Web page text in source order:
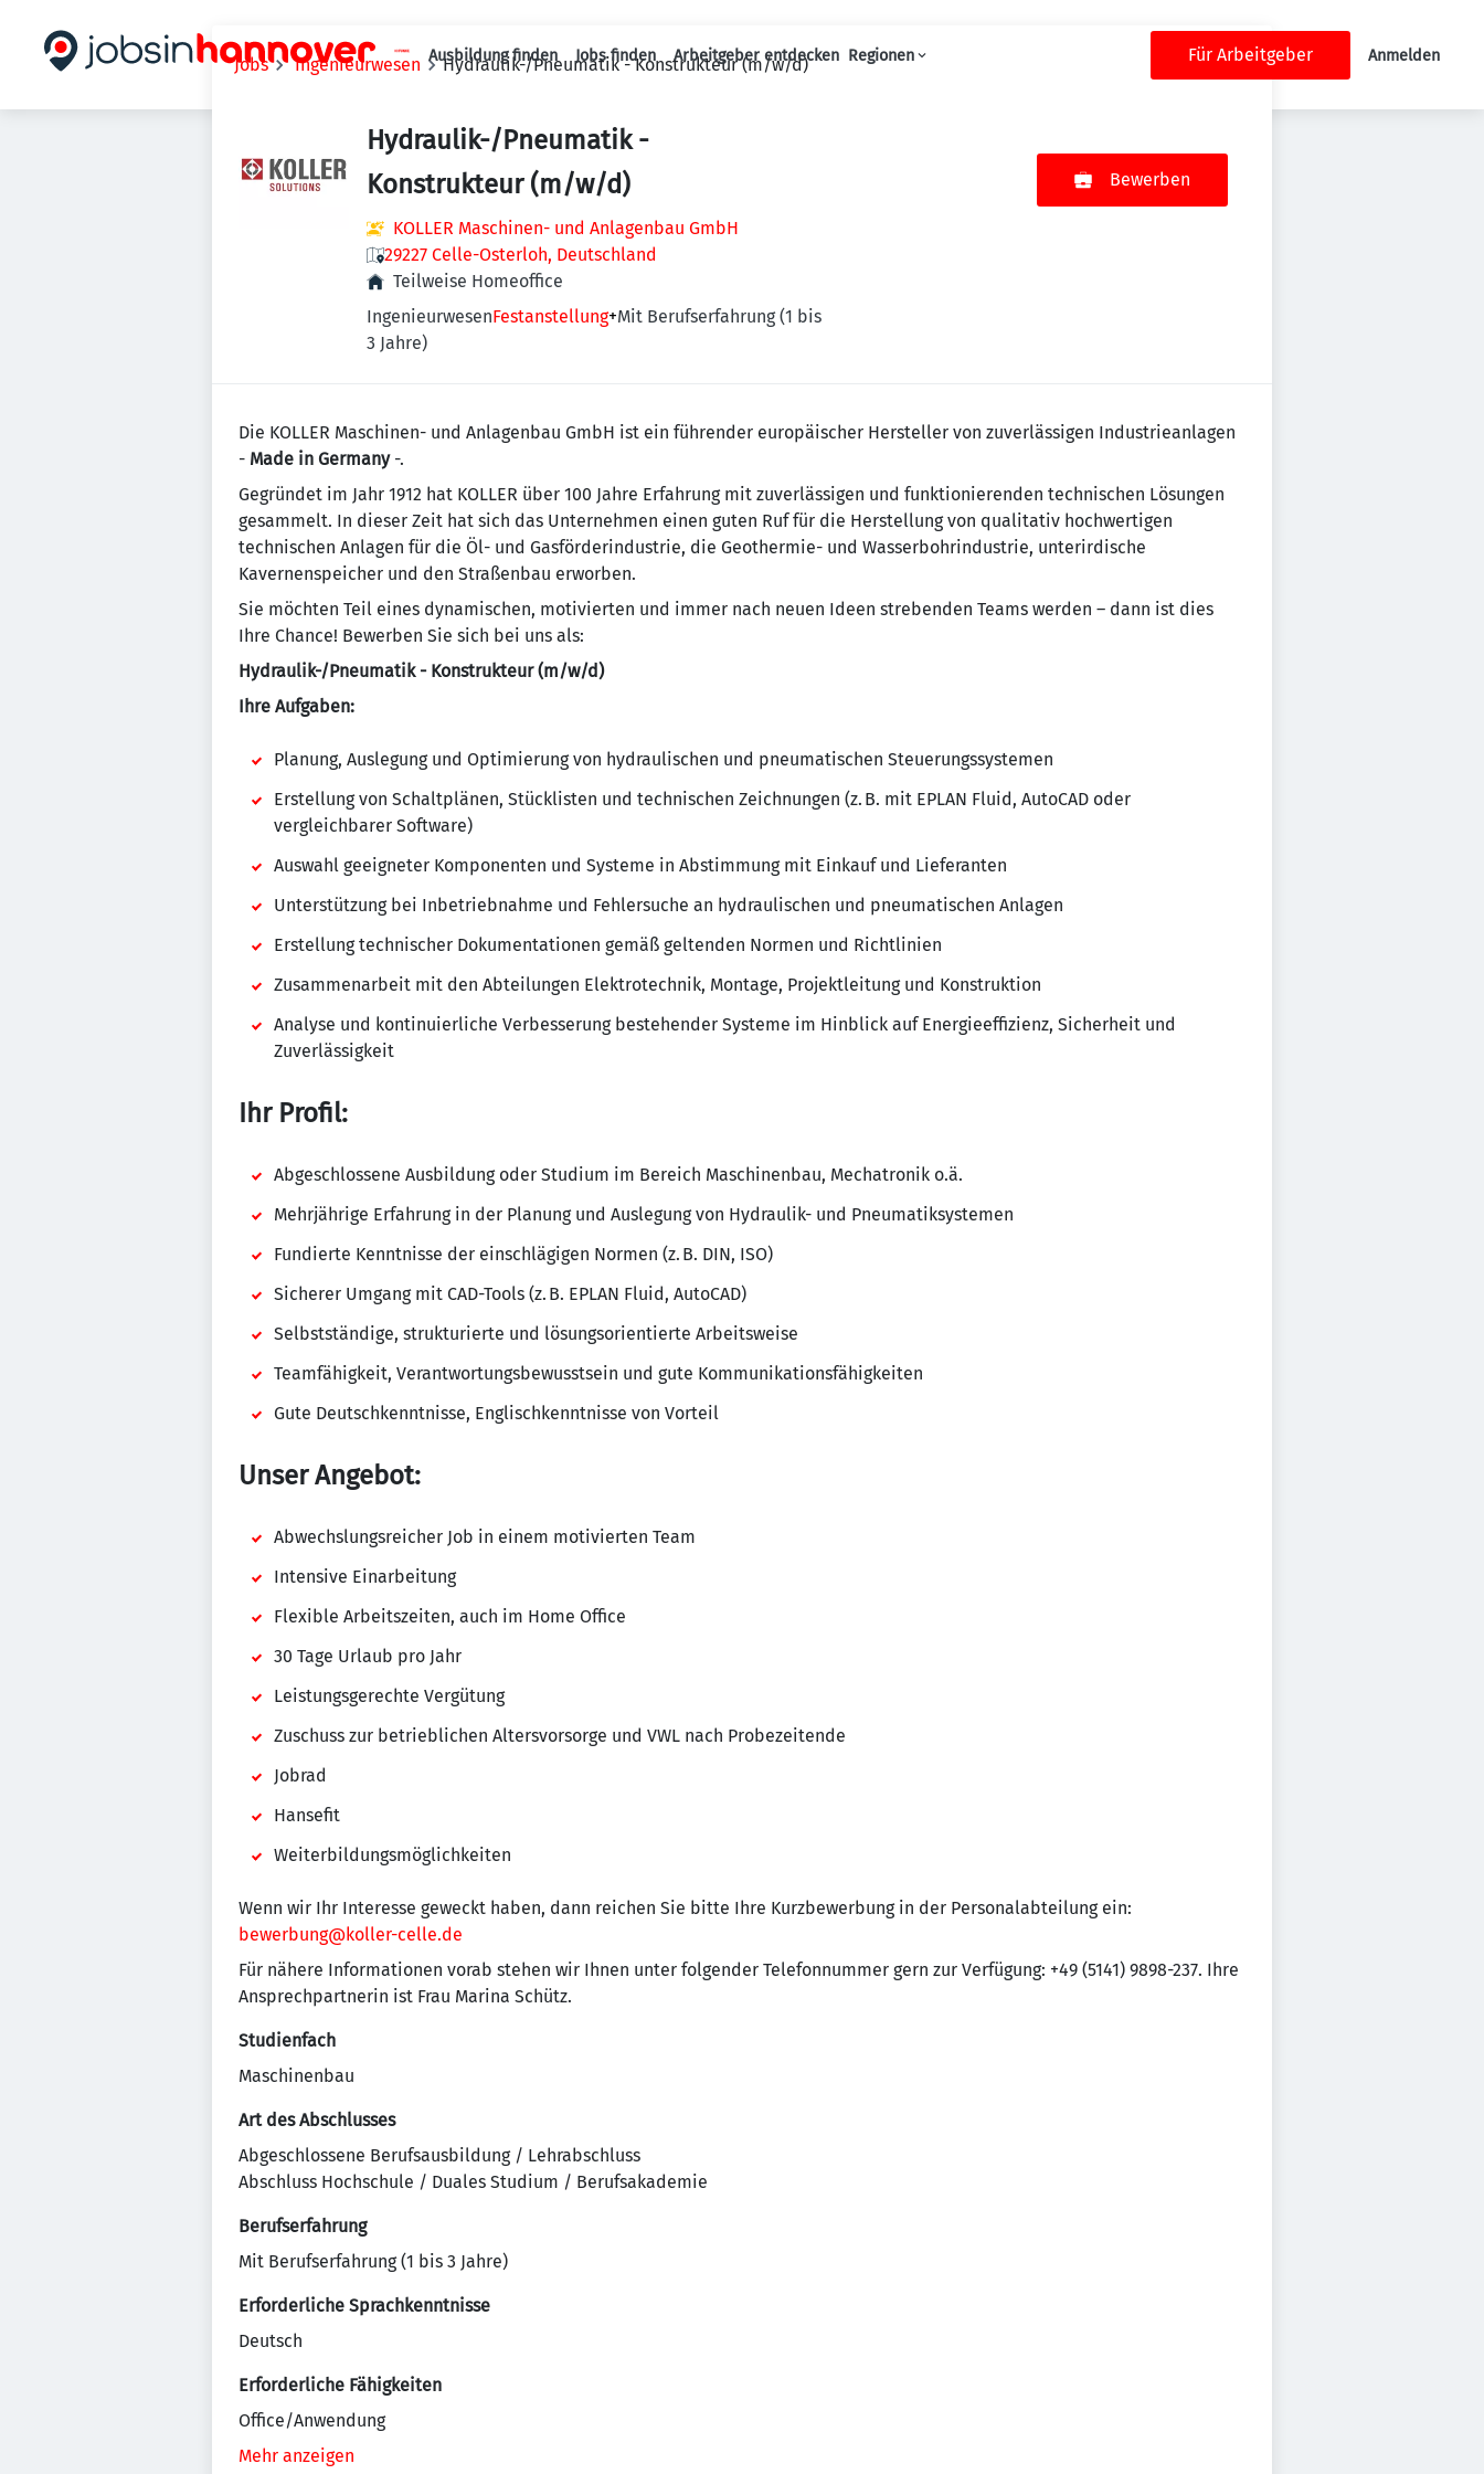
Haupt-Navigation
Ausbildung finden Jobs finden Arbeitgeber entdecken Regionen Für Arbeitgeber Anmelden
Jobs Ingenieurwesen Hydraulik-/Pneumatik - Konstrukteur (m/w/d)
Hydraulik-/Pneumatik -
Konstrukteur (m/w/d)
KOLLER Maschinen- und Anlagenbau GmbH
29227 Celle-Osterloh, Deutschland
Teilweise Homeoffice
IngenieurwesenFestanstellung+Mit Berufserfahrung (1 bis
3 Jahre)
Bewerben
Die KOLLER Maschinen- und Anlagenbau GmbH ist ein führender europäischer Hersteller von zuverlässigen Industrieanlagen
- Made in Germany-.
Gegründet im Jahr 1912 hat KOLLER über 100 Jahre Erfahrung mit zuverlässigen und funktionierenden technischen Lösungen
gesammelt. In dieser Zeit hat sich das Unternehmen einen guten Ruf für die Herstellung von qualitativ hochwertigen
technischen Anlagen für die Öl- und Gasförderindustrie, die Geothermie- und Wasserbohrindustrie, unterirdische
Kavernenspeicher und den Straßenbau erworben.
Sie möchten Teil eines dynamischen, motivierten und immer nach neuen Ideen strebenden Teams werden – dann ist dies
Ihre Chance! Bewerben Sie sich bei uns als:
Hydraulik-/Pneumatik - Konstrukteur (m/w/d)
Ihre Aufgaben:
Planung, Auslegung und Optimierung von hydraulischen und pneumatischen Steuerungssystemen
Erstellung von Schaltplänen, Stücklisten und technischen Zeichnungen (z. B. mit EPLAN Fluid, AutoCAD oder
vergleichbarer Software)
Auswahl geeigneter Komponenten und Systeme in Abstimmung mit Einkauf und Lieferanten
Unterstützung bei Inbetriebnahme und Fehlersuche an hydraulischen und pneumatischen Anlagen
Erstellung technischer Dokumentationen gemäß geltenden Normen und Richtlinien
Zusammenarbeit mit den Abteilungen Elektrotechnik, Montage, Projektleitung und Konstruktion
Analyse und kontinuierliche Verbesserung bestehender Systeme im Hinblick auf Energieeffizienz, Sicherheit und
Zuverlässigkeit
Ihr Profil:
Abgeschlossene Ausbildung oder Studium im Bereich Maschinenbau, Mechatronik o.ä.
Mehrjährige Erfahrung in der Planung und Auslegung von Hydraulik- und Pneumatiksystemen
Fundierte Kenntnisse der einschlägigen Normen (z. B. DIN, ISO)
Sicherer Umgang mit CAD-Tools (z. B. EPLAN Fluid, AutoCAD)
Selbstständige, strukturierte und lösungsorientierte Arbeitsweise
Teamfähigkeit, Verantwortungsbewusstsein und gute Kommunikationsfähigkeiten
Gute Deutschkenntnisse, Englischkenntnisse von Vorteil
Unser Angebot:
Abwechslungsreicher Job in einem motivierten Team
Intensive Einarbeitung
Flexible Arbeitszeiten, auch im Home Office
30 Tage Urlaub pro Jahr
Leistungsgerechte Vergütung
Zuschuss zur betrieblichen Altersvorsorge und VWL nach Probezeitende
Jobrad
Hansefit
Weiterbildungsmöglichkeiten
Wenn wir Ihr Interesse geweckt haben, dann reichen Sie bitte Ihre Kurzbewerbung in der Personalabteilung ein:
bewerbung@koller-celle.de
Für nähere Informationen vorab stehen wir Ihnen unter folgender Telefonnummer gern zur Verfügung: +49 (5141) 9898-237. Ihre
Ansprechpartnerin ist Frau Marina Schütz.
Studienfach
Maschinenbau
Art des Abschlusses
Abgeschlossene Berufsausbildung / Lehrabschluss
Abschluss Hochschule / Duales Studium / Berufsakademie
Berufserfahrung
Mit Berufserfahrung (1 bis 3 Jahre)
Erforderliche Sprachkenntnisse
Deutsch
Erforderliche Fähigkeiten
Office/Anwendung
Mehr anzeigen